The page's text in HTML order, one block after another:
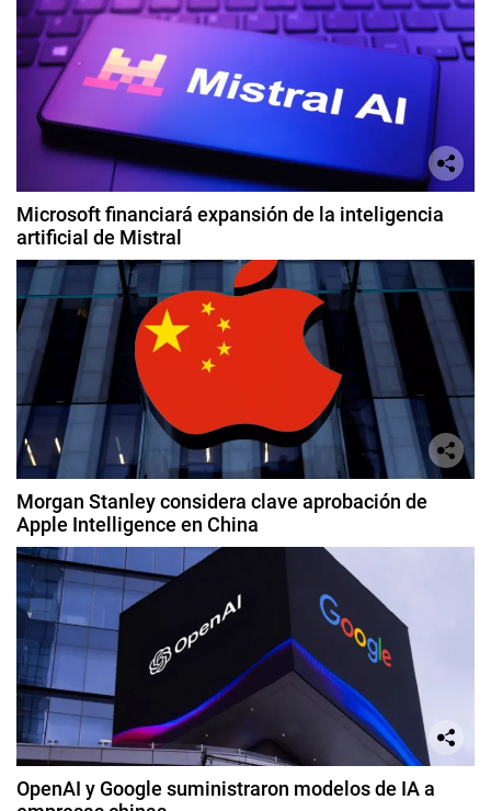
Microsoft financiará expansión de la inteligencia
artificial de Mistral
Morgan Stanley considera clave aprobación de
Apple Intelligence en China
OpenAI y Google suministraron modelos de IA a